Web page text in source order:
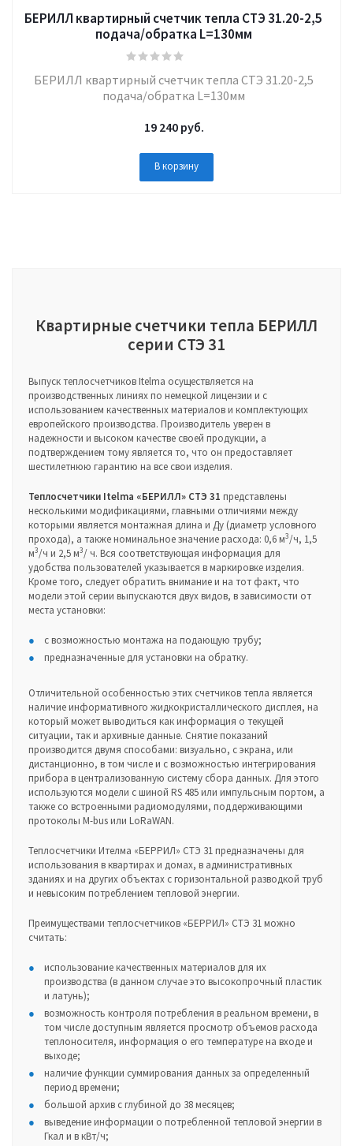
БЕРИЛЛ квартирный счетчик тепла СТЭ 31.20-2,5
подача/обратка L=130мм
БЕРИЛЛ квартирный счетчик тепла СТЭ 31.20-2,5
подача/обратка L=130мм
19 240руб.
В корзину
Квартирные счетчики тепла БЕРИЛЛ
серии СТЭ 31
Выпуск теплосчетчиков Itelma осуществляется на
производственных линиях по немецкой лицензии и с
использованием качественных материалов и комплектующих
европейского производства. Производитель уверен в
надежности и высоком качестве своей продукции, а
подтверждением тому является то, что он предоставляет
шестилетнюю гарантию на все свои изделия.
Теплосчетчики Itelma «БЕРИЛЛ» СТЭ 31 представлены
несколькими модификациями, главными отличиями между
которыми является монтажная длина и Ду (диаметр условного
прохода), а также номинальное значение расхода: 0,6 м3/ч, 1,5
м3/ч и 2,5 м3/ ч. Вся соответствующая информация для
удобства пользователей указывается в маркировке изделия.
Кроме того, следует обратить внимание и на тот факт, что
модели этой серии выпускаются двух видов, в зависимости от
места установки:
с возможностью монтажа на подающую трубу;
предназначенные для установки на обратку.
Отличительной особенностью этих счетчиков тепла является
наличие информативного жидкокристаллического дисплея, на
который может выводиться как информация о текущей
ситуации, так и архивные данные. Снятие показаний
производится двумя способами: визуально, с экрана, или
дистанционно, в том числе и с возможностью интегрирования
прибора в централизованную систему сбора данных. Для этого
используются модели с шиной RS 485 или импульсным портом, а
также со встроенными радиомодулями, поддерживающими
протоколы M-bus или LoRaWAN.
Теплосчетчики Ителма «БЕРРИЛ» СТЭ 31 предназначены для
использования в квартирах и домах, в административных
зданиях и на других объектах с горизонтальной разводкой труб
и невысоким потреблением тепловой энергии.
Преимуществами теплосчетчиков «БЕРРИЛ» СТЭ 31 можно
считать:
использование качественных материалов для их
производства (в данном случае это высокопрочный пластик
и латунь);
возможность контроля потребления в реальном времени, в
том числе доступным является просмотр объемов расхода
теплоносителя, информация о его температуре на входе и
выходе;
наличие функции суммирования данных за определенный
период времени;
большой архив с глубиной до 38 месяцев;
выведение информации о потребленной тепловой энергии в
Гкал и в кВт/ч;